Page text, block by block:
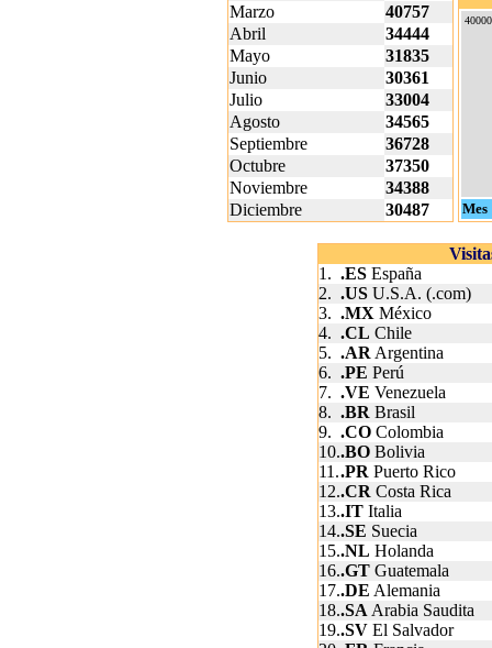
Marzo
40757
Abril
34444
Mayo
31835
Junio
30361
Julio
33004
Agosto
34565
Septiembre
36728
Octubre
37350
Noviembre
34388
Diciembre
30487
40000
Mes
1. .ES España
2. .US U.S.A. (.com)
3. .MX México
4. .CL Chile
5. .AR Argentina
6. .PE Perú
7. .VE Venezuela
8. .BR Brasil
9. .CO Colombia
10..BO Bolivia
11..PR Puerto Rico
12..CR Costa Rica
13..IT Italia
14..SE Suecia
15..NL Holanda
16..GT Guatemala
17..DE Alemania
18..SA Arabia Saudita
19..SV El Salvador